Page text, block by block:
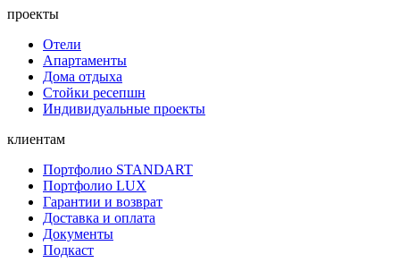
проекты
Отели
Апартаменты
Дома отдыха
Стойки ресепшн
Индивидуальные проекты
клиентам
Портфолио STANDART
Портфолио LUX
Гарантии и возврат
Доставка и оплата
Документы
Подкаст